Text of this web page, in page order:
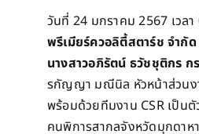
วันที่ 24​ มกราคม​ 2567 เวล
พรีเมียร์ควอลิตี้สตาร์ช จำกั
นางสาวอภิรัตน์ ธวัชชุติกร ก
รกัญญา มณีนิล หัวหน้าส่วนง
พร้อมด้วยทีมงาน CSR เป็นตั
คนพิการสากลจังหวัดมุกดาห